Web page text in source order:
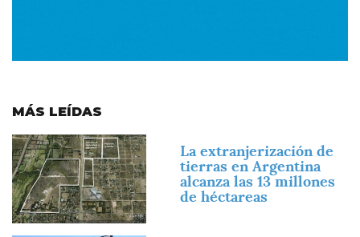
MÁS LEÍDAS
Imagen
La extranjerización de
tierras en Argentina
alcanza las 13 millones
de héctareas